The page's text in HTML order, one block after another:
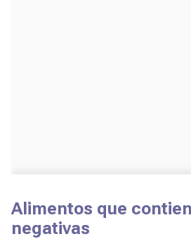
Alimentos que
negativas